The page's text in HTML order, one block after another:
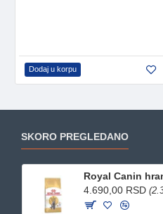
Dodaj u korpu
SKORO PREGLEDANO
4.690,00 RSD